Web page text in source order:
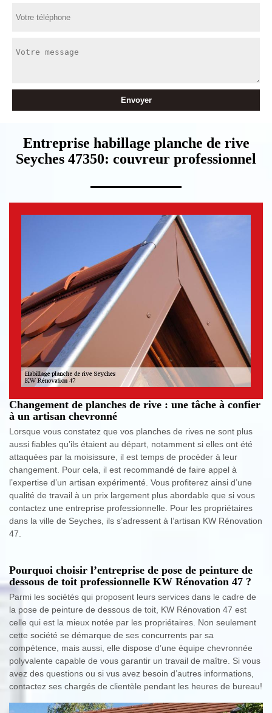
Entreprise habillage planche de rive
Seyches 47350: couvreur professionnel
Changement de planches de rive : une tâche à confier
à un artisan chevronné
Lorsque vous constatez que vos planches de rives ne sont plus
aussi fiables qu’ils étaient au départ, notamment si elles ont été
attaquées par la moisissure, il est temps de procéder à leur
changement. Pour cela, il est recommandé de faire appel à
l’expertise d’un artisan expérimenté. Vous profiterez ainsi d’une
qualité de travail à un prix largement plus abordable que si vous
contactez une entreprise professionnelle. Pour les propriétaires
dans la ville de Seyches, ils s’adressent à l’artisan KW Rénovation
47.
Pourquoi choisir l’entreprise de pose de peinture de
dessous de toit professionnelle KW Rénovation 47 ?
Parmi les sociétés qui proposent leurs services dans le cadre de
la pose de peinture de dessous de toit, KW Rénovation 47 est
celle qui est la mieux notée par les propriétaires. Non seulement
cette société se démarque de ses concurrents par sa
compétence, mais aussi, elle dispose d’une équipe chevronnée
polyvalente capable de vous garantir un travail de maître. Si vous
avez des questions ou si vus avez besoin d’autres informations,
contactez ses chargés de clientèle pendant les heures de bureau!